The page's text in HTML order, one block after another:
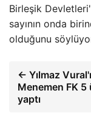
Birleşik
sayının onda
olduğunu
← Yılmaz
Menemen FK
yaptı